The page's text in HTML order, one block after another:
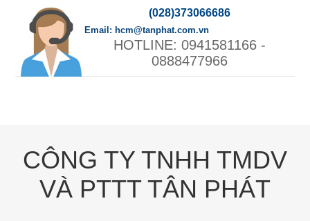
(028)373066686
0941581166 -
0888477966
hcm@tanphat.com.vn
CÔNG TY TNHH TMDV
VÀ PTTT TÂN PHÁT